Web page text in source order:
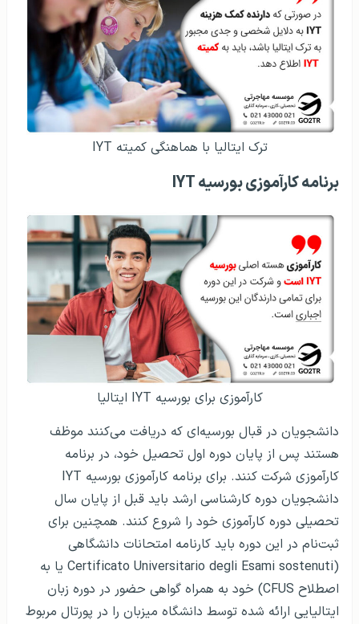
ترک ایتالیا با هماهنگی کمیته IYT
برنامه کارآموزی بورسیه IYT
کارآموزی برای بورسیه IYT ایتالیا
دانشجویان در قبال بورسیه‌ای که دریافت می‌کنند موظف
هستند ‌پس از پایان دوره اول تحصیل خود، در برنامه
کارآموزی شرکت کنند. برای برنامه کارآموزی بورسیه IYT
دانشجویان دوره کارشناسی ارشد باید قبل از پایان سال
تحصیلی دوره کارآموزی خود را شروع کنند. همچنین برای
ثبت‌نام در این دوره باید کارنامه امتحانات دانشگاهی
(Certificato Universitario degli Esami sostenuti یا به
اصطلاح CFUS) خود به همراه گواهی حضور در دوره زبان
ایتالیایی ارائه شده توسط دانشگاه میزبان را در پورتال مربوط